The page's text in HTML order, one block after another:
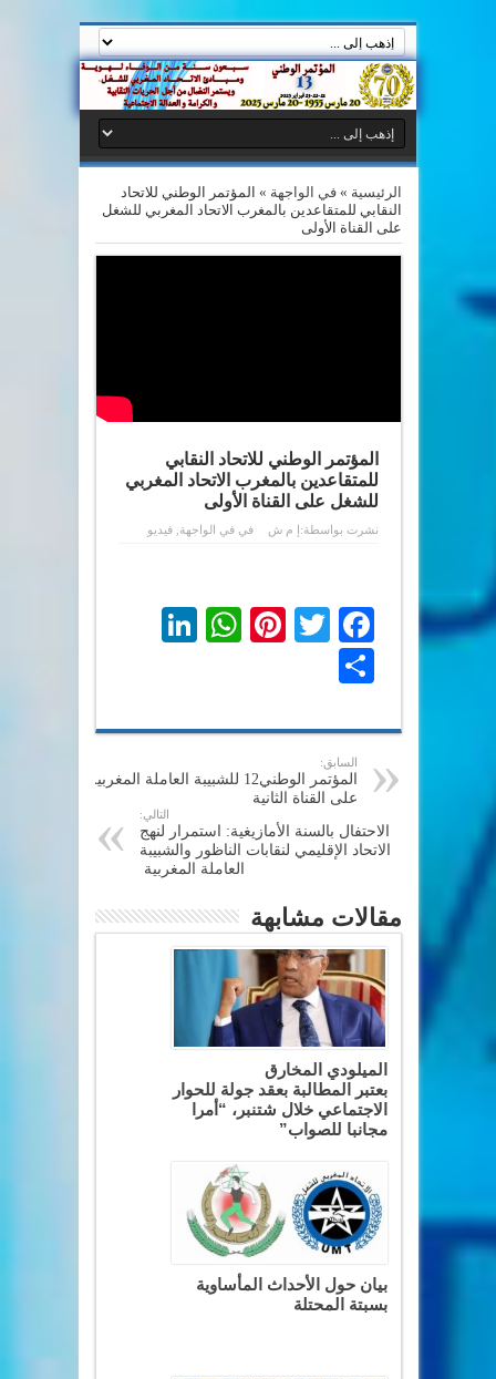
الرئيسية »في الواجهة » المؤتمر الوطني للاتحاد
النقابي للمتقاعدين بالمغرب الاتحاد المغربي للشغل
على القناة الأولى
المؤتمر الوطني للاتحاد النقابي
للمتقاعدين بالمغرب الاتحاد المغربي
للشغل على القناة الأولى
نشرت بواسطة: إ م ش فيفي الواجهة ,فيديو
Facebook
Twitter
Pinterest
WhatsApp
السابق:
المؤتمر الوطني12 للشبيبة العاملة المغربية
على القناة الثانية
التالي:
الاحتفال بالسنة الأمازيغية: استمرار لنهج
الاتحاد الإقليمي لنقابات الناظور والشبيبة
العاملة المغربية
مقالات مشابهة
الميلودي المخارق
بعتبر المطالبة بعقد جولة للحوار
الاجتماعي خلال شتنبر، “أمرا
مجانبا للصواب”
بيان حول الأحداث المأساوية
بسبتة المحتلة